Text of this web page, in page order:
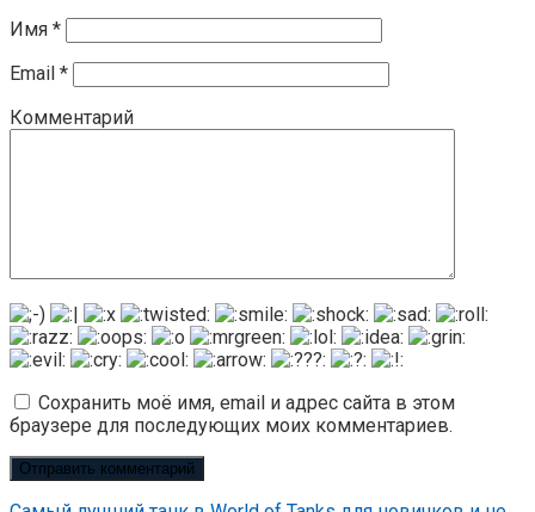
Имя *
Email *
Комментарий
Сохранить моё имя, email и адрес сайта в этом
браузере для последующих моих комментариев.